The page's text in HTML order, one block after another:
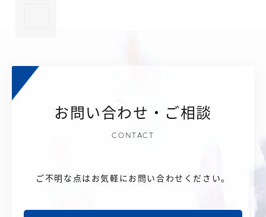
お問い合わせ・ご相談
CONTACT
ご不明な点はお気軽にお問い合わせください。